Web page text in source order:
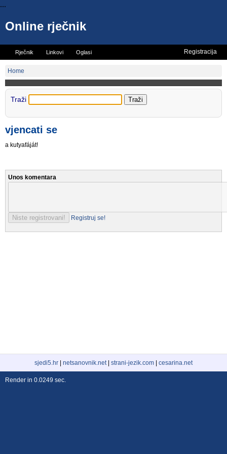
...
Online rječnik
Rječnik Linkovi Oglasi Registracija
Home
Traži
vjencati se
a kutyafáját!
Unos komentara
Registruj se!
sjedi5.hr netsanovnik.net| strani-jezik.com cesarina.net
Render in 0.0249 sec.